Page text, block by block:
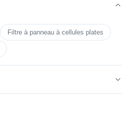
Filtre à panneau à cellules plates